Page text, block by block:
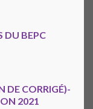
DU BEPC
DE CORRIGÉ)-
2021